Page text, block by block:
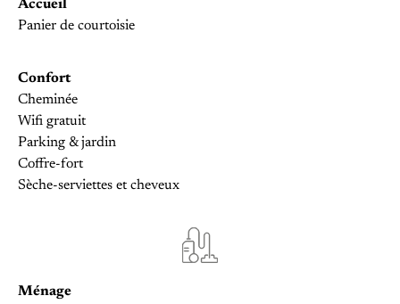
Accueil
Panier de courtoisie
Confort
Cheminée
Wifi gratuit
Parking & jardin
Coffre-fort
Sèche-serviettes et cheveux
Ménage